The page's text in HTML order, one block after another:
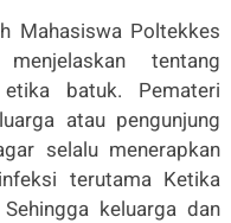
Mahasiswa Poltekkes
tentang
batuk. Pemateri
atau pengunjung
selalu menerapkan
terutama Ketika
keluarga dan